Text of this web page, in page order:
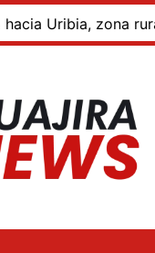
de Maicao